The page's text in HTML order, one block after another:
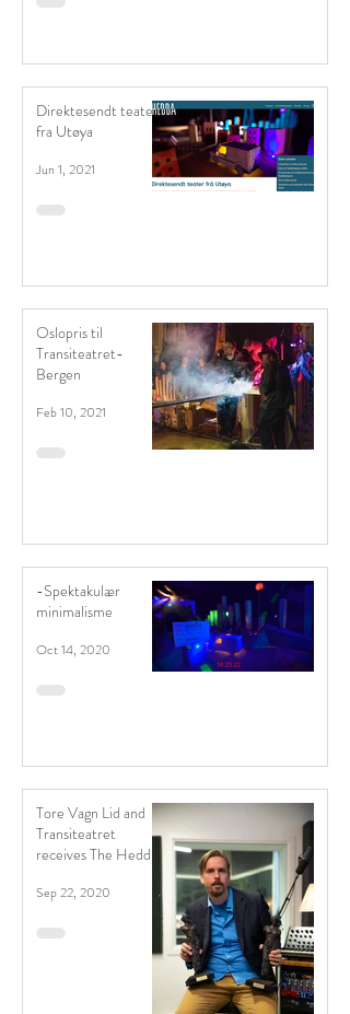
Direktesendt teater
fra Utøya
Jun 1, 2021
Oslopris til
Transiteatret-
Bergen
Feb 10, 2021
-Spektakulær
minimalisme
Oct 14, 2020
Tore Vagn Lid and
Transiteatret
receives The Hedda
Sep 22, 2020